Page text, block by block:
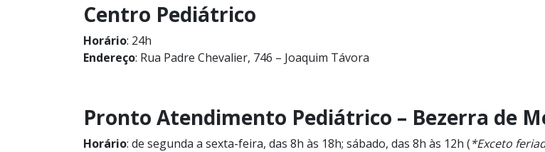
Centro Pediátrico
Horário: 24h
Endereço: Rua Padre Chevalier, 746 – Joaquim Távora
Pronto Atendimento Pediátrico – Bezerra de
Horário: de segunda a sexta-feira, das 8h às 18h; sábado, das 8h às 12h (*Exceto